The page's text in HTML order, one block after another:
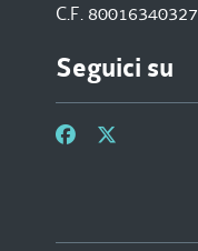
C.F. 80016340327
Seguici su